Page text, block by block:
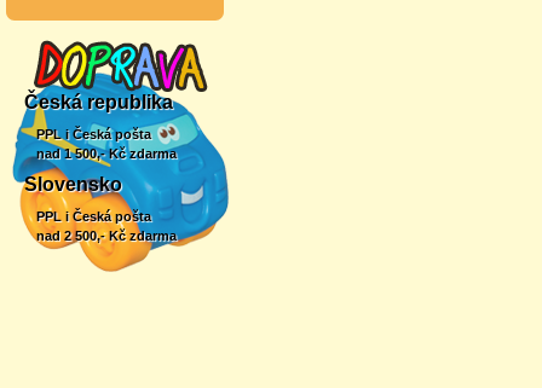
Česká republika
PPL i Česká pošta
nad 1 500,- Kč zdarma
Slovensko
PPL i Česká pošta
nad 2 500,- Kč zdarma